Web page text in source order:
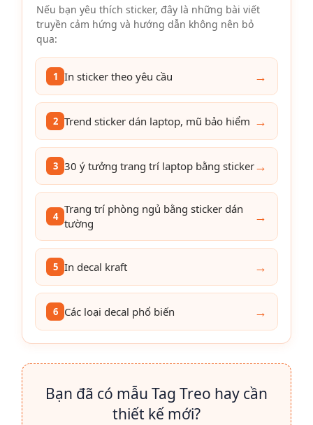
Nếu bạn yêu thích sticker, đây là những bài viết
truyền cảm hứng và hướng dẫn không nên bỏ
qua:
1 In sticker theo yêu cầu →
2 Trend sticker dán laptop, mũ bảo hiểm →
3 30 ý tưởng trang trí laptop bằng sticker→
4
Trang trí phòng ngủ bằng sticker dán
tường
→
5 In decal kraft →
6 Các loại decal phổ biến →
Bạn đã có mẫu Tag Treo hay cần
thiết kế mới?